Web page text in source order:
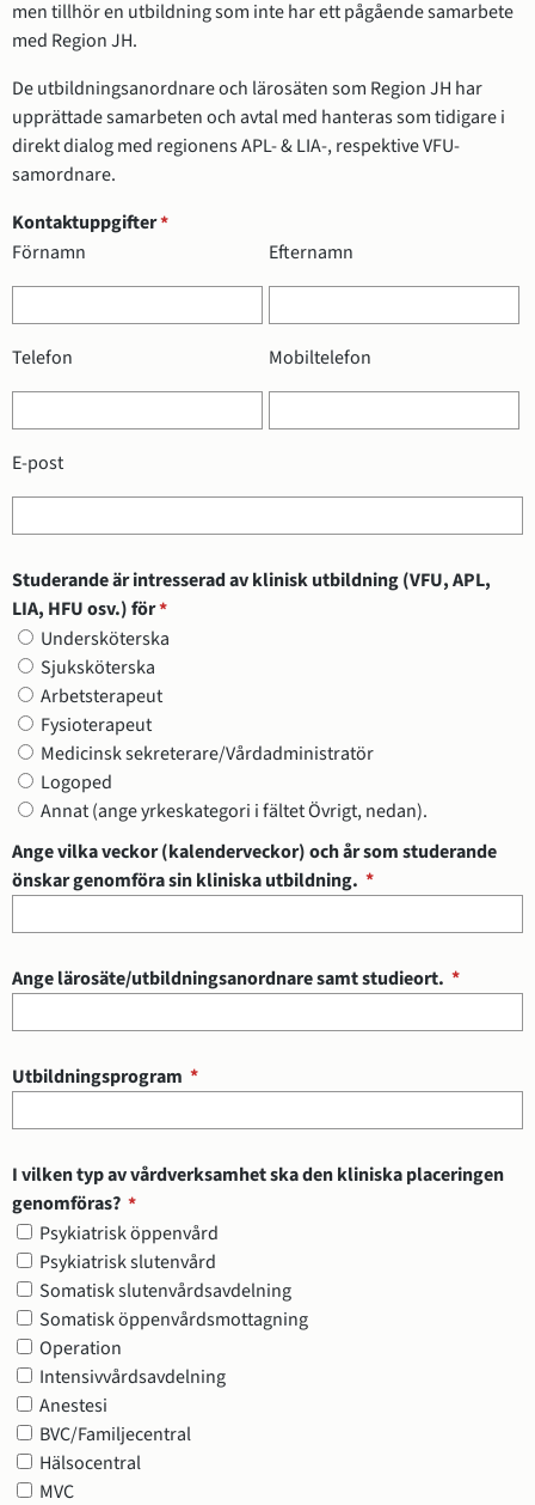
men tillhör en utbildning som inte har ett pågående samarbete
med Region JH.
De utbildningsanordnare och lärosäten som Region JH har
upprättade samarbeten och avtal med hanteras som tidigare i
direkt dialog med regionens APL- & LIA-, respektive VFU-
samordnare.
Kontaktuppgifter*(obligatorisk)
Kontaktuppgifter
Förnamn Efternamn
Telefon Mobiltelefon
E-post
Studerande är intresserad av klinisk utbildning (VFU, APL,
LIA, HFU osv.) för*(obligatorisk)
Studerande är intresserad av klinisk utbildning (VFU, APL, LIA,
Undersköterska
Sjuksköterska
Arbetsterapeut
Fysioterapeut
Medicinsk sekreterare/Vårdadministratör
Logoped
Annat (ange yrkeskategori i fältet Övrigt, nedan).
Ange vilka veckor (kalenderveckor) och år som studerande
önskar genomföra sin kliniska utbildning. *(obligatorisk)
Ange lärosäte/utbildningsanordnare samt studieort. *
Utbildningsprogram *(obligatorisk)
I vilken typ av vårdverksamhet ska den kliniska placeringen
genomföras? *(obligatorisk)
I vilken typ av vårdverksamhet ska den kliniska placeringen
Psykiatrisk öppenvård
Psykiatrisk slutenvård
Somatisk slutenvårdsavdelning
Somatisk öppenvårdsmottagning
Operation
Intensivvårdsavdelning
Anestesi
BVC/Familjecentral
Hälsocentral
MVC